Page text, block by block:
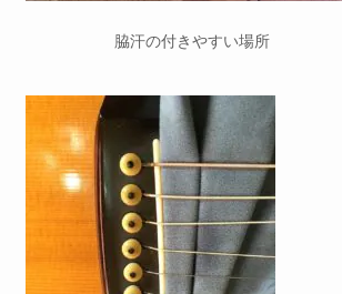
脇汗の付きやすい場所